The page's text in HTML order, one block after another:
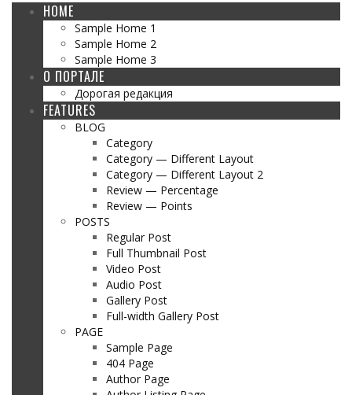
HOME
Sample Home 1
Sample Home 2
Sample Home 3
О ПОРТАЛЕ
Дорогая редакция
FEATURES
BLOG
Category
Category — Different Layout
Category — Different Layout 2
Review — Percentage
Review — Points
POSTS
Regular Post
Full Thumbnail Post
Video Post
Audio Post
Gallery Post
Full-width Gallery Post
PAGE
Sample Page
404 Page
Author Page